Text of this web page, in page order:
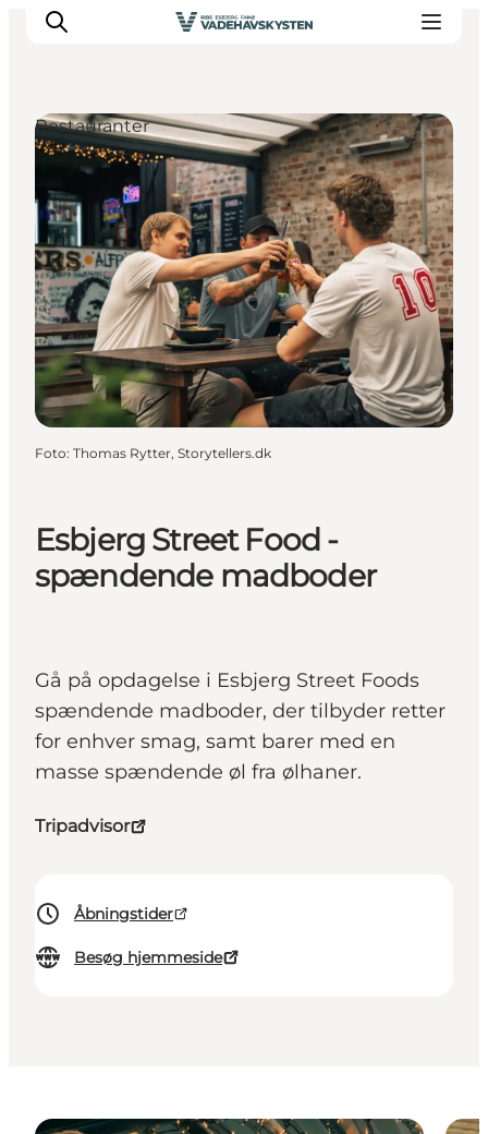
Oplev Ribe
Oplev Esbjerg
Oplev Fanø
Oplev Mandø
Oplev Vadehavet
Det Sker
Esbjerg Street Food -
spændende madboder
Gå på opdagelse i Esbjerg Street Foods
spændende madboder, der tilbyder retter
for enhver smag, samt barer med en
masse spændende øl fra ølhaner.
Tripadvisor
Åbningstider
Besøg hjemmeside
Restauranter
Foto: Thomas Rytter, Storytellers.dk